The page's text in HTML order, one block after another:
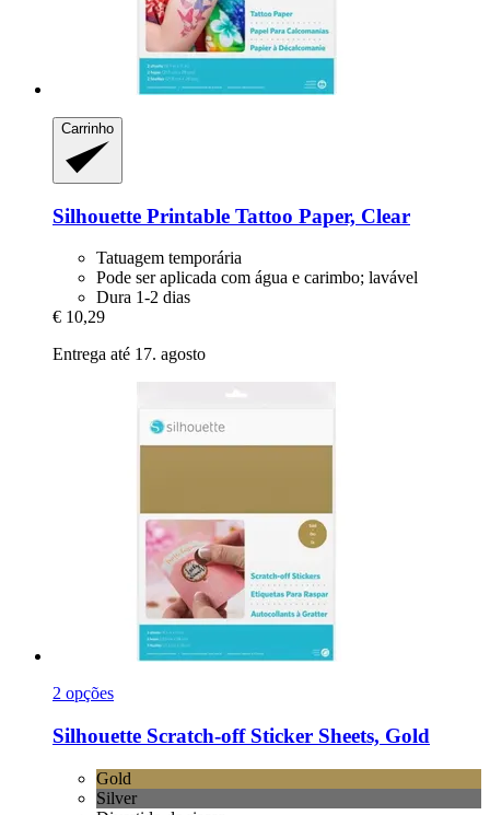
Carrinho
Silhouette Printable Tattoo Paper, Clear
Tatuagem temporária
Pode ser aplicada com água e carimbo; lavável
Dura 1-2 dias
€ 10,29
Entrega até 17. agosto
2 opções
Silhouette Scratch-​off Sticker Sheets, Gold
Gold
Silver